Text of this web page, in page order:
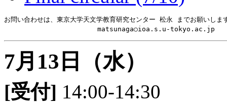
お問い合わせは、東京大学天文学教育研究センター 松永 までお願いしま
7月13日（水）
[受付] 14:00-14:30